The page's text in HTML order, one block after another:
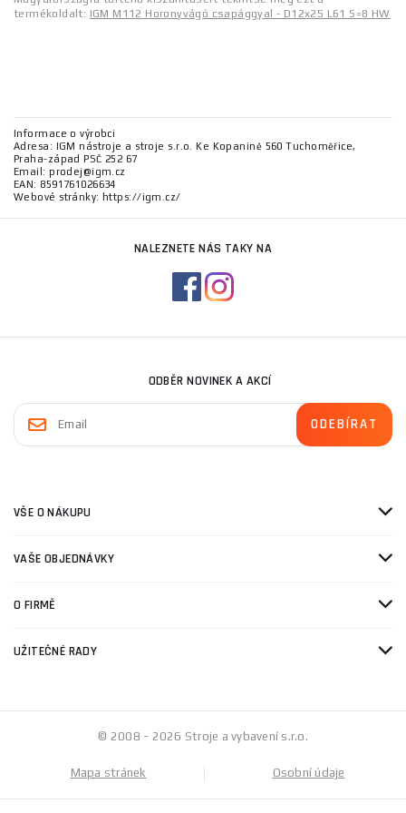
termékoldalt: IGM M112 Horonyvágó csapággyal - D12x25 L61 S=8 HW
Informace o výrobci
Adresa: IGM nástroje a stroje s.r.o. Ke Kopanině 560 Tuchoměřice,
Praha-západ PSČ 252 67
Email: prodej@igm.cz
EAN: 8591761026634
Webové stránky: https://igm.cz/
NALEZNETE NÁS TAKY NA
ODBĚR NOVINEK A AKCÍ
VŠE O NÁKUPU
VAŠE OBJEDNÁVKY
O FIRMĚ
UŽITEČNÉ RADY
© 2008 - 2026 Stroje a vybavení s.r.o.
Mapa stránek Osobní údaje